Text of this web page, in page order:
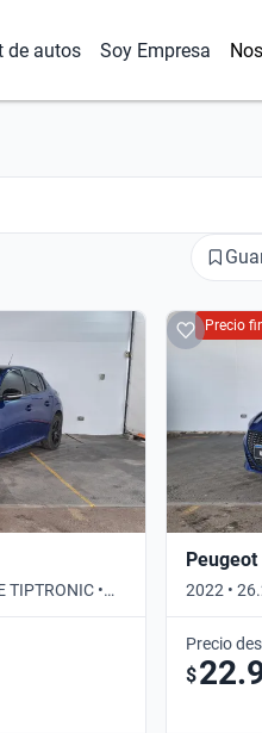
de autos Soy Empresa
TIPTRONIC •
Precio
Peugeot
2022 •
Precio
$